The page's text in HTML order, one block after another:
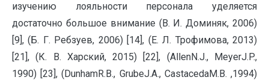
изучению лояльности персонала уделяется
достаточно большое внимание (В. И. Доминяк, 2006)
[9], (Б. Г. Ребзуев, 2006) [14], (Е. Л. Трофимова, 2013)
[21], (К. В. Харский, 2015) [22], (AllenN.J., MeyerJ.P.,
1990) [23], (DunhamR.B., GrubeJ.A., CastacedaM.B. ,1994)